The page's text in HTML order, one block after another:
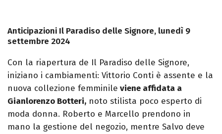
Anticipazioni Il Paradiso delle Signore, lunedì 9
settembre 2024
Con la riapertura de Il Paradiso delle Signore,
iniziano i cambiamenti: Vittorio Conti è assente e la
nuova collezione femminile viene affidata a
Gianlorenzo Botteri, noto stilista poco esperto di
moda donna. Roberto e Marcello prendono in
mano la gestione del negozio, mentre Salvo deve